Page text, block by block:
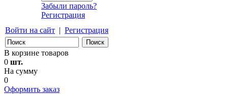
Забыли пароль?
Регистрация
Войти на сайт | Регистрация
В корзине товаров
0 шт.
На сумму
0
Оформить заказ